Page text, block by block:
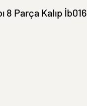
8 Parça Kalıp İb016